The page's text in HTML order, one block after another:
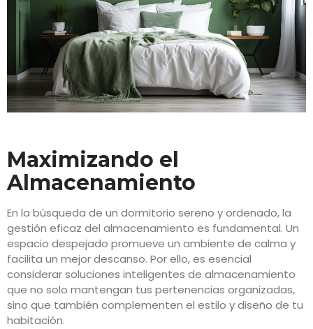
Maximizando el
Almacenamiento
En la búsqueda de un dormitorio sereno y ordenado, la
gestión eficaz del almacenamiento es fundamental. Un
espacio despejado promueve un ambiente de calma y
facilita un mejor descanso. Por ello, es esencial
considerar soluciones inteligentes de almacenamiento
que no solo mantengan tus pertenencias organizadas,
sino que también complementen el estilo y diseño de tu
habitación.